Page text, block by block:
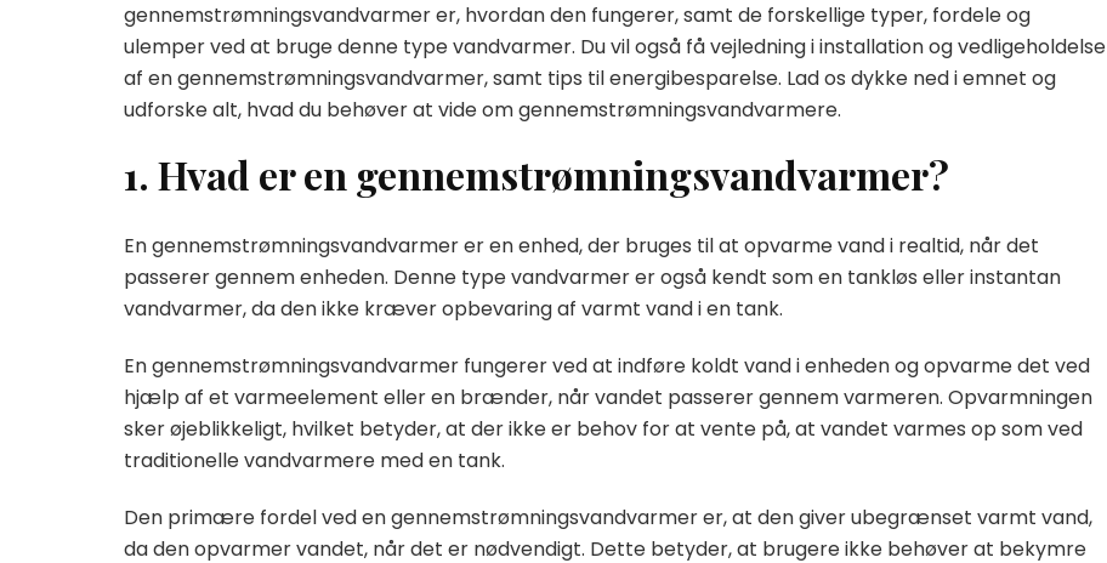
gennemstrømningsvandvarmer er, hvordan den fungerer, samt de forskellige typer, fordele og
ulemper ved at bruge denne type vandvarmer. Du vil også få vejledning i installation og vedligeholdelse
af en gennemstrømningsvandvarmer, samt tips til energibesparelse. Lad os dykke ned i emnet og
udforske alt, hvad du behøver at vide om gennemstrømningsvandvarmere.
1. Hvad er en gennemstrømningsvandvarmer?
En gennemstrømningsvandvarmer er en enhed, der bruges til at opvarme vand i realtid, når det
passerer gennem enheden. Denne type vandvarmer er også kendt som en tankløs eller instantan
vandvarmer, da den ikke kræver opbevaring af varmt vand i en tank.
En gennemstrømningsvandvarmer fungerer ved at indføre koldt vand i enheden og opvarme det ved
hjælp af et varmeelement eller en brænder, når vandet passerer gennem varmeren. Opvarmningen
sker øjeblikkeligt, hvilket betyder, at der ikke er behov for at vente på, at vandet varmes op som ved
traditionelle vandvarmere med en tank.
Den primære fordel ved en gennemstrømningsvandvarmer er, at den giver ubegrænset varmt vand,
da den opvarmer vandet, når det er nødvendigt. Dette betyder, at brugere ikke behøver at bekymre